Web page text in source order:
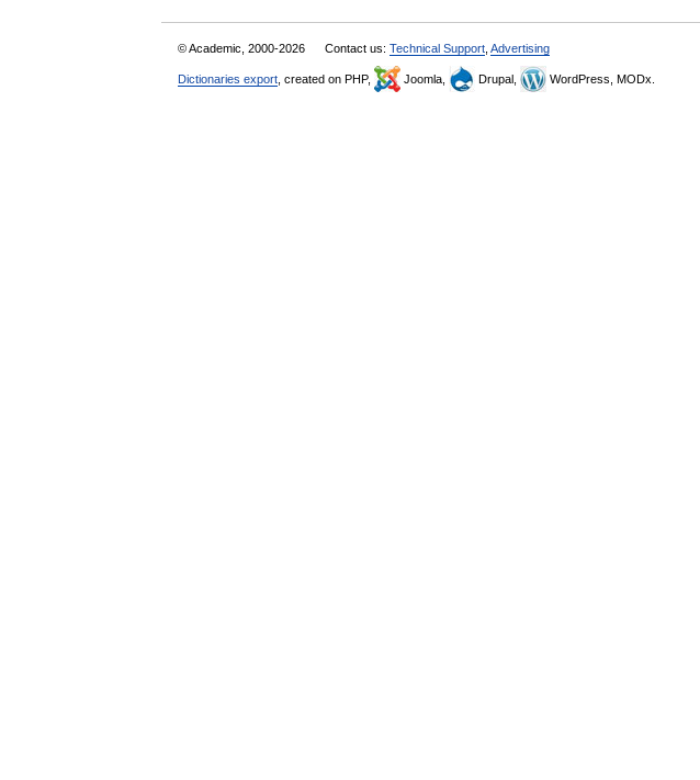
© Academic, 2000-2026 Contact us: Technical Support Advertising
Dictionaries export , created on PHP, Joomla, Drupal, WordPress, MODx.